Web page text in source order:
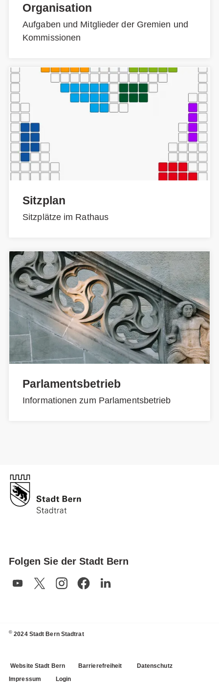
Organisation
Aufgaben und Mitglieder der Gremien und
Kommissionen
Sitzplan
Sitzplätze im Rathaus
Parlamentsbetrieb
Informationen zum Parlamentsbetrieb
Folgen Sie der Stadt Bern
© 2024 Stadt Bern Stadtrat
Website Stadt Bern Barrierefreiheit
Datenschutz
Impressum
Login